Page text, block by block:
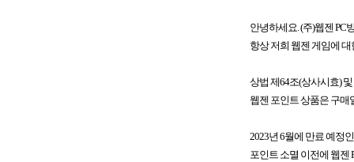
안녕하세요. (주)웹젠 PC
항상 저희 웹젠 게임에
상법 제64조(상사시효)
웹젠 포인트 상품은 구매
2023년 6월에 만료 예정
포인트 소멸 이전에 웹젠